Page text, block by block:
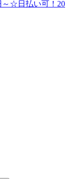
～☆日払い可！20